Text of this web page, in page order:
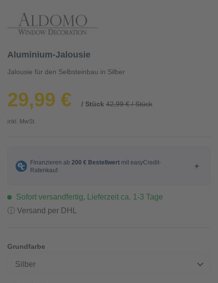
Aluminium-Jalousie
Jalousie für den Selbsteinbau in Silber
29,99 € / Stück 42,99 € / Stück
inkl. MwSt.
Sofort versandfertig, Lieferzeit ca. 1-3 Tage
ⓘ Versand per DHL
Grundfarbe
Silber